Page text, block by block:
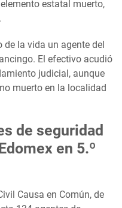
estatal muerto,
de la vida un agente del
El efectivo acudió
judicial, aunque
muerto en la localidad
de seguridad
en 5.º
Causa en Común, de